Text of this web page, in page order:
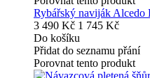
Rybářský naviják Alcedo
3 490 Kč 1 745 Kč
Do košíku
Přidat do seznamu přání
Porovnat tento produkt